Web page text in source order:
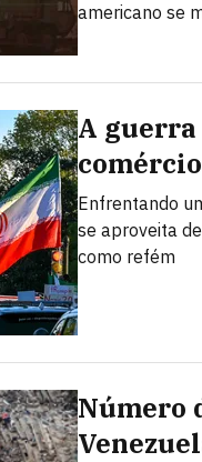
americano se
A
Enfrentando
se aproveita
como refém
Número